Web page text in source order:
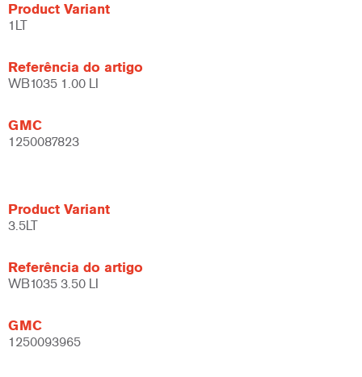
Product Variant
1LT
Referência do artigo
WB1035 1.00 LI
GMC
1250087823
Product Variant
3.5LT
Referência do artigo
WB1035 3.50 LI
GMC
1250093965